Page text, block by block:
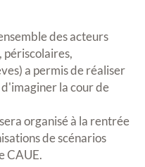
des acteurs
périscolaires,
a permis de réaliser
la cour de
organisé à la rentrée
de scénarios
CAUE.